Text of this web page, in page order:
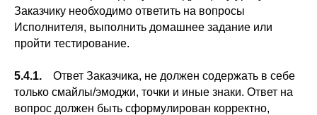
Заказчику необходимо ответить на вопросы
Исполнителя, выполнить домашнее задание или
пройти тестирование.
5.4.1. Ответ Заказчика, не должен содержать в себе
только смайлы/эмоджи, точки и иные знаки. Ответ на
вопрос должен быть сформулирован корректно,